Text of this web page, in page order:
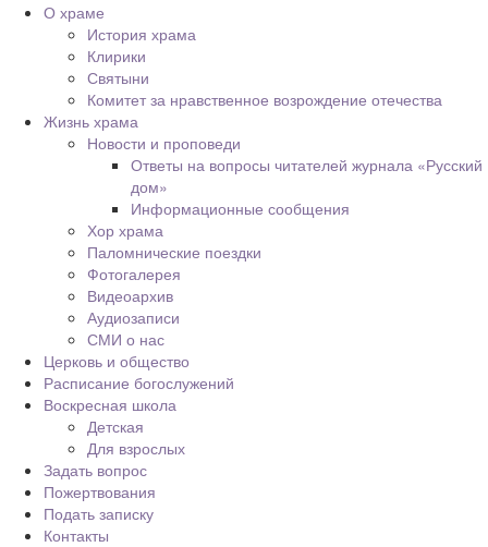
О храме
История храма
Клирики
Святыни
Комитет за нравственное возрождение отечества
Жизнь храма
Новости и проповеди
Ответы на вопросы читателей журнала «Русский
дом»
Информационные сообщения
Хор храма
Паломнические поездки
Фотогалерея
Видеоархив
Аудиозаписи
СМИ о нас
Церковь и общество
Расписание богослужений
Воскресная школа
Детская
Для взрослых
Задать вопрос
Пожертвования
Подать записку
Контакты